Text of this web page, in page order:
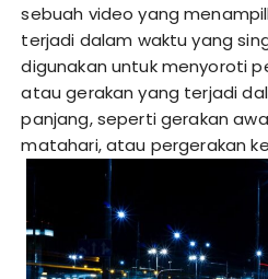
sebuah video yang
terjadi dalam waktu yang
digunakan untuk menyoroti
atau gerakan yang terjadi
panjang, seperti gerakan
matahari, atau pergerakan